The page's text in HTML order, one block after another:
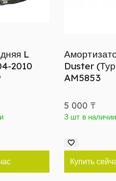
L
2010
Duster
AM5853
5 000 ₸
3 шт в наличии
Купить